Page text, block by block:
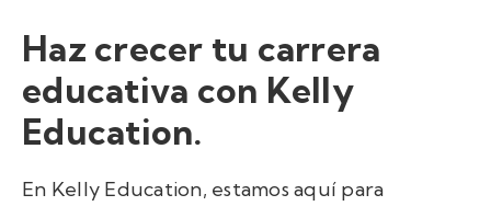
Haz crecer tu carrera
educativa con Kelly
Education.
En Kelly Education, estamos aquí para